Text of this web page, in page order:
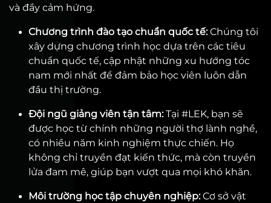
và đầy cảm hứng.
Chương trình đào tạo chuẩn quốc tế:Chúng tôi
xây dựng chương trình học dựa trên các tiêu
chuẩn quốc tế, cập nhật những xu hướng tóc
nam mới nhất để đảm bảo học viên luôn dẫn
đầu thị trường.
Đội ngũ giảng viên tận tâm:Tại #LEK, bạn sẽ
được học từ chính những người thợ lành nghề,
có nhiều năm kinh nghiệm thực chiến. Họ
không chỉ truyền đạt kiến thức, mà còn truyền
lửa đam mê, giúp bạn vượt qua mọi khó khăn.
Môi trường học tập chuyên nghiệp:Cơ sở vật